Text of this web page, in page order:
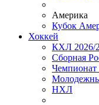
Америка
Кубок
Хоккей
КХЛ 2026/
Сборная
Чемпионат
НХЛ